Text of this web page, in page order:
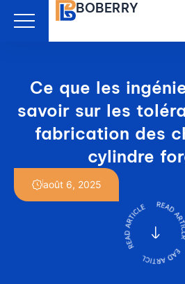
BOBERRY
Ce que les
savoir sur les
fabrication des
cylindre
août 6, 2025